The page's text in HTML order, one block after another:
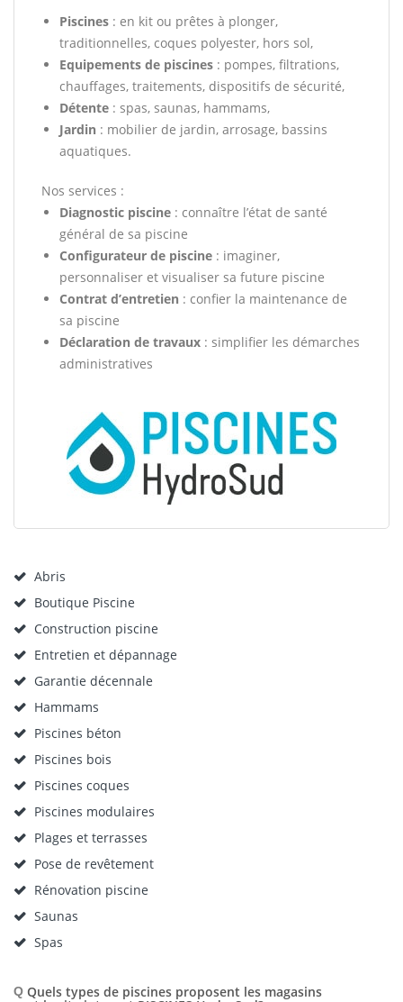
Piscines : en kit ou prêtes à plonger,
traditionnelles, coques polyester, hors sol,
Equipements de piscines : pompes, filtrations,
chauffages, traitements, dispositifs de sécurité,
Détente : spas, saunas, hammams,
Jardin : mobilier de jardin, arrosage, bassins
aquatiques.
Nos services :
Diagnostic piscine : connaître l’état de santé
général de sa piscine
Configurateur de piscine : imaginer,
personnaliser et visualiser sa future piscine
Contrat d’entretien : confier la maintenance de
sa piscine
Déclaration de travaux : simplifier les démarches
administratives
Abris
Boutique Piscine
Construction piscine
Entretien et dépannage
Garantie décennale
Hammams
Piscines béton
Piscines bois
Piscines coques
Piscines modulaires
Plages et terrasses
Pose de revêtement
Rénovation piscine
Saunas
Spas
Q Quels types de piscines proposent les magasins